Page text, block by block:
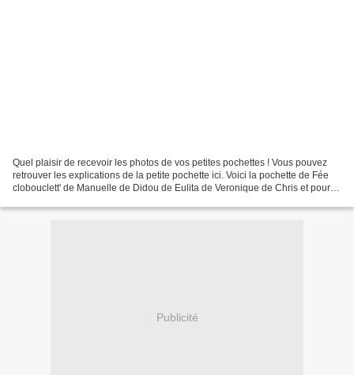
Quel plaisir de recevoir les photos de vos petites pochettes ! Vous pouvez
retrouver les explications de la petite pochette ici. Voici la pochette de Fée
clobouclett' de Manuelle de Didou de Eulita de Veronique de Chris et pour
Publicité